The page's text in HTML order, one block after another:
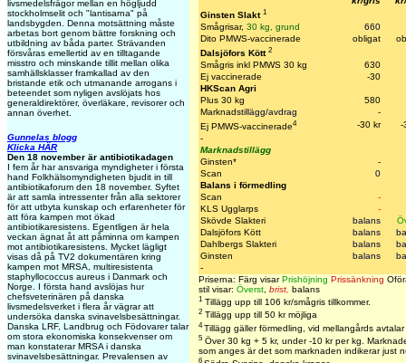
livsmedelsfrågor mellan en högljudd
stockholmselit och "lantisarna" på
landsbygden. Denna motsättning måste
arbetas bort genom bättre forskning och
utbildning av båda parter. Strävanden
försvåras emellertid av en tilltagande
misstro och minskande tillit mellan olika
samhällsklasser framkallad av den
bristande etik och utmanande arrogans i
beteendet som nyligen avslöjats hos
generaldirektörer, överläkare, revisorer och
annan överhet.
Gunnelas blogg
Klicka HÄR
Den 18 november är antibiotikadagen
I fem år har ansvariga myndigheter i första
hand Folkhälsomyndigheten bjudit in till
antibiotikaforum den 18 november. Syftet
är att samla intressenter från alla sektorer
för att utbyta kunskap och erfarenheter för
att föra kampen mot ökad
antibiotikaresistens. Egentligen är hela
veckan ägnat åt att påminna om kampen
mot antibiotikaresistens. Mycket lägligt
visas då på TV2 dokumentären kring
kampen mot MRSA, multiresistenta
staphyllococcus aureus i Danmark och
Norge. I första hand avslöjas hur
chefsveterinären på danska
livsmedelsverket i flera år vägrar att
undersöka danska svinavelsbesättningar.
Danska LRF, Landbrug och Födovarer talar
om stora ekonomiska konsekvenser om
man konstaterar MRSA i danska
svinavelsbesättningar. Prevalensen av
Ginsten Slakt 1
Smågrisar, 30 kg, grund
660
Dito PMWS-vaccinerade
obligat
Dalsjöfors Kött 2
Smågris inkl PMWS 30 kg
630
Ej vaccinerade
-30
HKScan Agri
Plus 30 kg
580
Marknadstillägg/avdrag
-
Ej PMWS-vaccinerade4 -30 kr
-
-
Marknadstillägg
Ginsten*
-
Scan
0
Balans i förmedling
Scan
-
KLS Ugglarps
-
Skövde Slakteri
balans
Dalsjöfors Kött
balans
Dahlbergs Slakteri
balans
Ginsten
balans
-
Priserna: Färg visarPrishöjning Prissänkning
stil visar: Överst brist balans
1 Tillägg upp till 106 kr/smågris tillkommer.
2 Tillägg upp till 50 kr möjliga
4Tillägg gäller förmedling, vid mellangårds
5 Över 30 kg + 5 kr, under -10 kr per kg.
som anges är det som marknaden indikerar just
6